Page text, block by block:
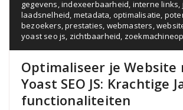
gegevens,indexeerbaarheid, interne links,
laadsnelheid, metadata, optimalisatie,
bezoekers,prestaties, webmasters,
yoast seo js, zichtbaarheid,
Optimaliseer je Website
Yoast SEO JS: Krachtige
functionaliteiten